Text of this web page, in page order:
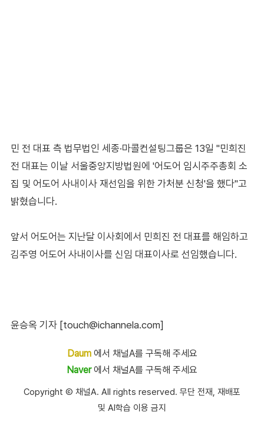
민 전 대표 측 법무법인 세종·마콜컨설팅그룹은 13일 "민희진
전 대표는 이날 서울중앙지방법원에 '어도어 임시주주총회 소
집 및 어도어 사내이사 재선임을 위한 가처분 신청'을 했다"고
밝혔습니다.
앞서 어도어는 지난달 이사회에서 민희진 전 대표를 해임하고
김주영 어도어 사내이사를 신임 대표이사로 선임했습니다.
윤승옥 기자 [touch@ichannela.com]
Daum에서 채널A를 구독해 주세요
Naver에서 채널A를 구독해 주세요
Copyright Ⓒ 채널A. All rights reserved. 무단 전재, 재배포
및 AI학습 이용 금지